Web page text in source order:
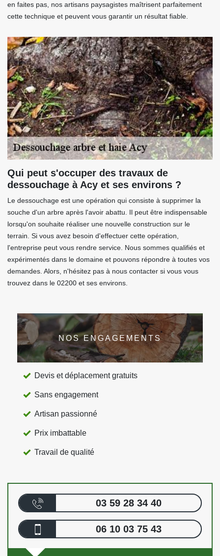
en faites pas, nos artisans paysagistes maîtrisent parfaitement
cette technique et peuvent vous garantir un résultat fiable.
Qui peut s'occuper des travaux de
dessouchage à Acy et ses environs ?
Le dessouchage est une opération qui consiste à supprimer la
souche d'un arbre après l'avoir abattu. Il peut être indispensable
lorsqu'on souhaite réaliser une nouvelle construction sur le
terrain. Si vous avez besoin d'effectuer cette opération,
l'entreprise peut vous rendre service. Nous sommes qualifiés et
expérimentés dans le domaine et pouvons répondre à toutes vos
demandes. Alors, n'hésitez pas à nous contacter si vous vous
trouvez dans le 02200 et ses environs.
NOS ENGAGEMENTS
Devis et déplacement gratuits
Sans engagement
Artisan passionné
Prix imbattable
Travail de qualité
03 59 28 34 40
06 10 03 75 43